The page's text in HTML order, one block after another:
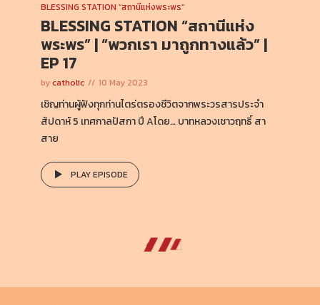
BLESSING STATION “สถานีแห่งพระพร”
BLESSING STATION “สถานีแห่ง
พระพร” | “พวกเรา มาถูกทางแล้ว” |
EP 17
bycatholic 10 May 2023
เชิญท่านผู้ฟังทุกท่านไตร่ตรองชีวิตจากพระวรสารประจำ
สัปดาห์ 5 เทศกาลปัสกา ปี Aโดย… บาทหลวงเชาวฤทธิ์ สา
สาย
PLAY EPISODE